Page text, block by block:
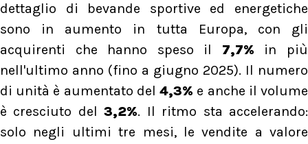
dettaglio di bevande sportive ed energetiche
sono in aumento in tutta Europa, con gli
acquirenti che hanno speso il 7,7% in più
nell'ultimo anno (fino a giugno 2025). Il numero
di unità è aumentato del4,3% e anche il volume
è cresciuto del3,2%. Il ritmo sta accelerando:
solo negli ultimi tre mesi, le vendite a valore